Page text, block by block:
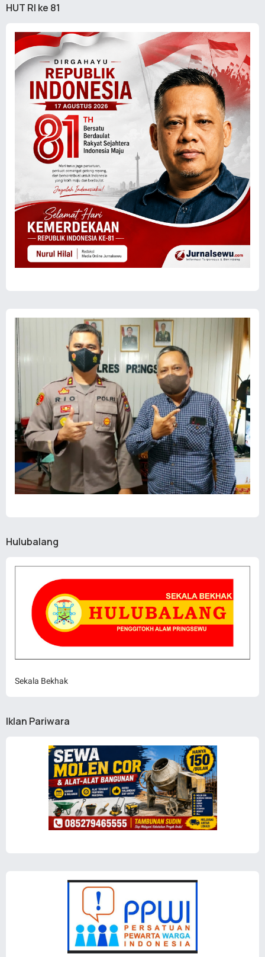
HUT RI ke 81
Hulubalang
Sekala Bekhak
Iklan Pariwara